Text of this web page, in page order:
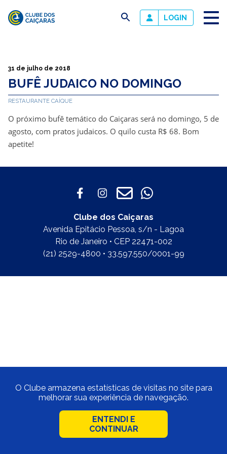
Caiçaras
busca LOGIN
31 de julho de 2018
BUFÊ JUDAICO NO DOMINGO
RESTAURANTE CAÍQUE
O próximo bufê temático do Caiçaras será no domingo, 5 de
agosto, com pratos judaicos. O quilo custa R$ 68. Bom
apetite!
Clube dos Caiçaras
Avenida Epitácio Pessoa, s/n - Lagoa
Rio de Janeiro • CEP 22471-002
(21) 2529-4800 • 33.597.550/0001-99
O Clube armazena estatísticas de visitas no site para
melhorar sua experiência de navegação.
ENTENDI E
CONTINUAR